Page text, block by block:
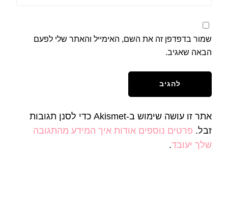
שמור בדפדפן זה את השם, האימייל והאתר שלי לפעם
הבאה שאגיב.
אתר זו עושה שימוש ב-Akismet כדי לסנן תגובות
זבל. פרטים נוספים אודות איך המידע מהתגובה
שלך יעובד.